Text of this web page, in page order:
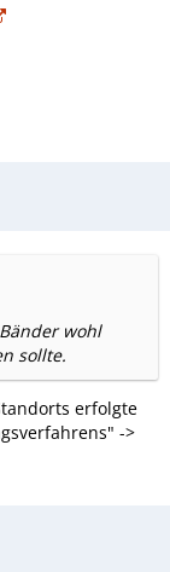
wohl
sollte.
erfolgte
->